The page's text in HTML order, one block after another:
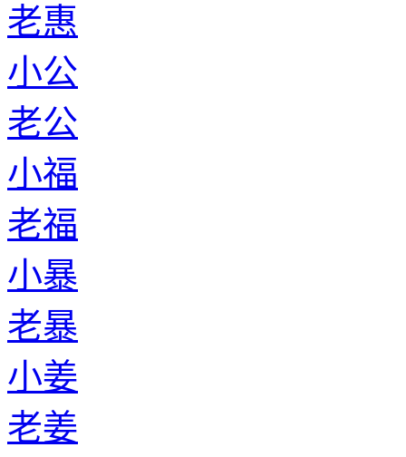
老惠
小公
老公
小福
老福
小暴
老暴
小姜
老姜